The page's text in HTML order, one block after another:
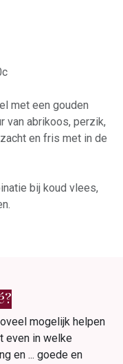
met een gouden
van abrikoos, perzik,
en fris met in de
bij koud vlees,
mogelijk helpen
even in welke
en ... goede en